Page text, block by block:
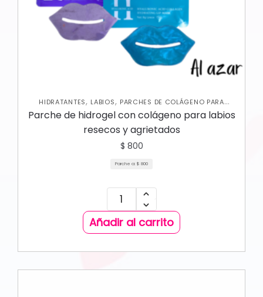
HIDRATANTES, LABIOS, PARCHES DE COLÁGENO PARA
LABIOS,SKIN CARE FACIAL
Parche de hidrogel con colágeno para labios
resecos y agrietados
$ 800
Parche a: $ 800
Añadir al carrito